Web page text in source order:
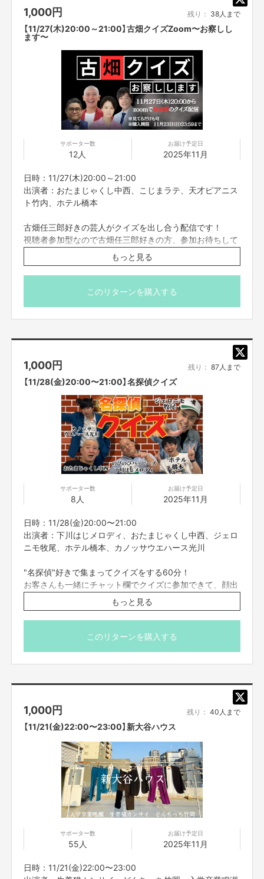
今回ご支援頂いた資金は、「家家大笑の運営・システム開発費用」と「タレン
トへのギャラ」に充てさせて頂きます。
家家大笑(カカタイショウ)とは…
呵呵大笑「大声をあげて笑うこと」を意味する四字熟語をお家で楽しんでも
らえるようにという意味を込めて作った造語となっております！
いつも劇場に足を運んでくださり応援してくれる皆様に、
楽しんで頂ける、様々なリターンを用意しております！
お家でもお笑いを楽しんでもらえたらうれしいです！！
参加方法のご案内
参加方法は支援者の方に、リターン実施2時間前まで
FANYクラウドファンディングメッセージ機能にて個別でお送りいたしま
お知らせした時間を厳守して下さい。遅れると参加できなくなる可能性がご
なお、アーカイブ視聴は出来かねますので予めご了承ください
ーーーーーーー
【ご支援にあたってのご注意事項】
■応募のご注意
・タイトルに日付が入っているものは、その日その時間での開催となりま
す。同じ企画でも、日時が違いますので注意してご購入ください。
・一度購入いただいたものは、キャンセルができません。必ず予定が合うも
ののみご購入ください
■オンライントークなどについて
・オンライン会議ツールで参加者全員を同時につなぎ、それぞれリモートで
ご参加いただきます。直接お会いすることはできませんので、ご了承くださ
・コミュニケーションには「Zoom」を使用させていただきます。Zoomを使
用できる環境を整えていただき、電波のいい環境でおつなぎください。
・コンプライアンスの観点から、録画させていただいております。他の目的
での使用は一切致しません。あらかじめご了承ください。
・参加者の配信中の録画撮影、録音、また、SNS等に詳細な配信内容を投稿
することは禁止です。
・不適切と考えられる言動があった場合、強制的に退出をお願いする場合が
・応募者は、自ら及び自らが代表となって応募した参加者全てが、反社会的
勢力（暴力団、暴力団員、暴力団準構成員、暴力団関係企業、総会屋等、社
れらの構成員等を指します。以下、同様とします。）に該当せず、また、こ
れら反社会的勢力との間で社会的に非難されるべき関係を有していないこと
を保証します。
・プロジェクト実施前及び実施中に上記に反する事態が発生した場合、いつ
負担しません。
・二次利用の目的や、有料イベントやPR目的での配信イベント・番組など
・参加する権利の転売や譲渡は禁止とさせていただきます。購入したご本人
のみが参加できます。
皆様へご注意
ZOOMアップデートに関しまして
PC：https://zoom.us/download
meetings/id546505307
スマホAndroid：
google.com/store/apps/details?
id=us.zoom.videomeetings&hl=ja
アプリをお使いの方は、皆さまアップデートをお願いいたします。
ウェブ使用の方はアップデートはせずで問題ございません。
吉本興業株式会社
1,000円 残り： 38人まで
【11/27(木)20:00～21:00】古畑クイズZoom〜お察しし
ます〜
サポーター数
12人
お届け予定日
2025年11月
日時：11/27(木)20:00～21:00
出演者：おたまじゃくし中西、こじまラテ、天才ピアニス
ト竹内、ホテル橋本
古畑任三郎好きの芸人がクイズを出し合う配信です！
視聴者参加型なので古畑任三郎好きの方、参加お待ちして
おります
（見るだけでも大歓迎です！）
※こちらのリターンは11/23(日)23:59までお買い求め頂け
※プロジェクト本文の末尾に記載されている【ご支援にあた
もっと見る
このリターンを購入する
1,000円 残り： 87人まで
【11/28(金)20:00〜21:00】名探偵クイズ
サポーター数
8人
お届け予定日
2025年11月
日時：11/28(金)20:00〜21:00
出演者：下川はじメロディ、おたまじゃくし中西、ジェロ
ニモ牧尾、ホテル橋本、カノッサウエハース光川
"名探偵"好きで集まってクイズをする60分！
お客さんも一緒にチャット欄でクイズに参加できて、顔出
し・声出しも自由です
※こちらのリターンは11/24(月)23:59までお買い求め頂け
ってのご注意事項】を必ずご一読ください。
もっと見る
このリターンを購入する
1,000円 残り： 40人まで
【11/21(金)22:00〜23:00】新大谷ハウス
サポーター数
55人
お届け予定日
2025年11月
日時：11/21(金)22:00〜23:00